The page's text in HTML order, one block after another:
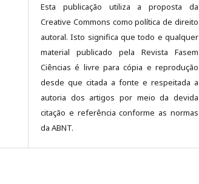
Esta publicação utiliza a proposta da
Creative Commons como política de direito
autoral. Isto significa que todo e qualquer
material publicado pela Revista Fasem
Ciências é livre para cópia e reprodução
desde que citada a fonte e respeitada a
autoria dos artigos por meio da devida
citação e referência conforme as normas
da ABNT.